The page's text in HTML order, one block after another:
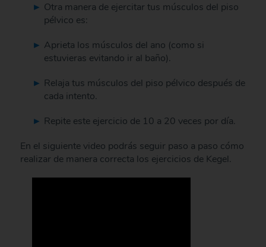
Otra manera de ejercitar tus músculos del piso
pélvico es:
Aprieta los músculos del ano (como si
estuvieras evitando ir al baño).
Relaja tus músculos del piso pélvico después de
cada intento.
Repite este ejercicio de 10 a 20 veces por día.
En el siguiente video podrás seguir paso a paso cómo
realizar de manera correcta los ejercicios de Kegel.